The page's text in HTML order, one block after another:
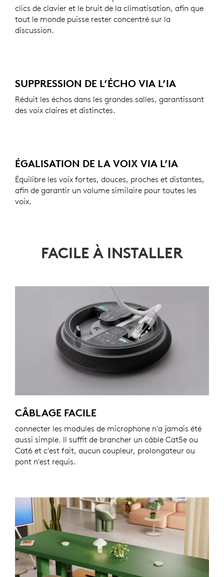
clics de clavier et le bruit de la climatisation, afin que
tout le monde puisse rester concentré sur la
discussion.
SUPPRESSION DE L’ÉCHO VIA L’IA
Réduit les échos dans les grandes salles, garantissant
des voix claires et distinctes.
ÉGALISATION DE LA VOIX VIA L’IA
Équilibre les voix fortes, douces, proches et distantes,
afin de garantir un volume similaire pour toutes les
voix.
FACILE À INSTALLER
CÂBLAGE FACILE
connecter les modules de microphone n'a jamais été
aussi simple. Il suffit de brancher un câble Cat5e ou
Cat6 et c'est fait, aucun coupleur, prolongateur ou
pont n'est requis.